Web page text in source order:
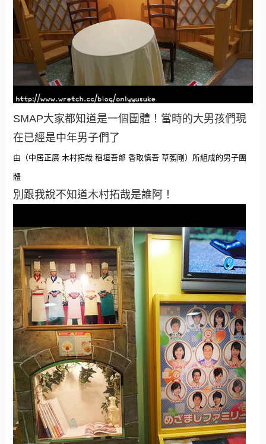
SMAP大家都知道是一個團體！當時的大男孩們現
在已經是中年男子們了
由（中居正廣 木村拓哉 稻垣吾郎 香取慎吾 草彅剛）所組成的男子團
體
別跟我說不知道木村拓哉是誰阿！